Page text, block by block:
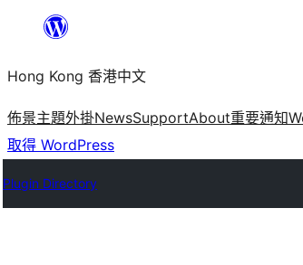
主
要
內
容
Hong Kong 香港中文
佈景主題外掛NewsSupportAbout重要通知
取得 WordPress
Plugin Directory